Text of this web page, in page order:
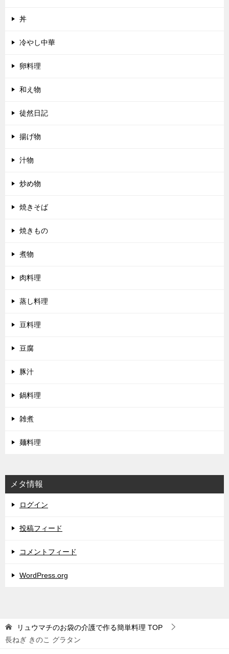
丼
冷やし中華
卵料理
和え物
徒然日記
揚げ物
汁物
炒め物
焼きそば
焼きもの
煮物
肉料理
蒸し料理
豆料理
豆腐
豚汁
鍋料理
雑煮
麺料理
メタ情報
ログイン
投稿フィード
コメントフィード
WordPress.org
リュウマチのお袋の介護で作る簡単料理 TOP
長ねぎ きのこ グラタン